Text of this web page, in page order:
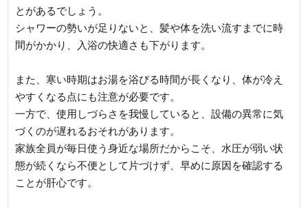
とがあるでしょう。
シャワーの勢いが足りないと、髪や体を洗い流すまでに時
間がかかり、入浴の快適さも下がります。
また、寒い時期はお湯を浴びる時間が長くなり、体が冷え
やすくなる点にも注意が必要です。
一方で、使用しづらさを我慢していると、設備の異常に気
づくのが遅れるおそれがあります。
家族全員が毎日使う身近な場所だからこそ、水圧が弱い状
態が続くなら不便として片づけず、早めに原因を確認する
ことが肝心です。